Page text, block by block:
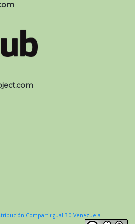
CompartirIgual 3.0 Venezuela.